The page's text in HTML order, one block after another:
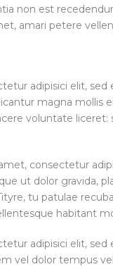
non est
amari petere
adipisici elit,
magna mollis
voluntate
consectetur
ut dolor gravida,
tu patulae
habitant
adipisici elit,
vel dolor tempus